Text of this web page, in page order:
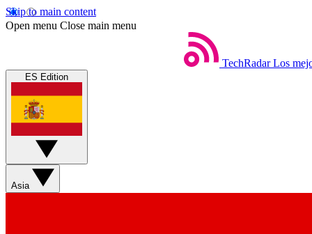
Skip to main content
Open menu Close main menu
TechRadar Los
ES Edition
Asia